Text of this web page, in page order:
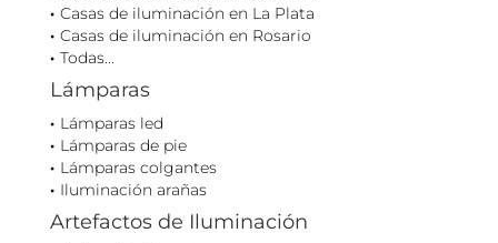
Casas de iluminación en La Plata
Casas de iluminación en Rosario
Todas...
Lámparas
Lámparas led
Lámparas de pie
Lámparas colgantes
Iluminación arañas
Artefactos de Iluminación